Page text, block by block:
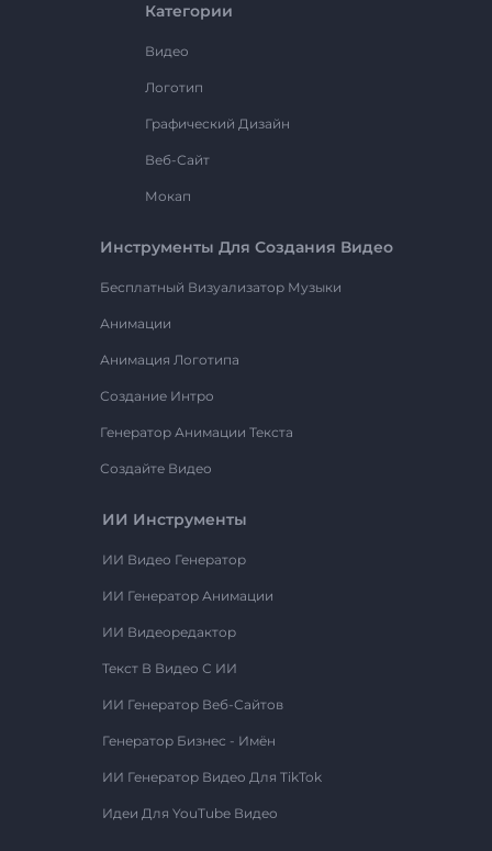
Категории
Видео
Логотип
Графический Дизайн
Веб-Сайт
Мокап
Инструменты Для Создания Видео
Бесплатный Визуализатор Музыки
Анимации
Анимация Логотипа
Создание Интро
Генератор Анимации Текста
Создайте Видео
ИИ Инструменты
ИИ Видео Генератор
ИИ Генератор Анимации
ИИ Видеоредактор
Текст В Видео С ИИ
ИИ Генератор Веб-Сайтов
Генератор Бизнес - Имён
ИИ Генератор Видео Для TikTok
Идеи Для YouTube Видео